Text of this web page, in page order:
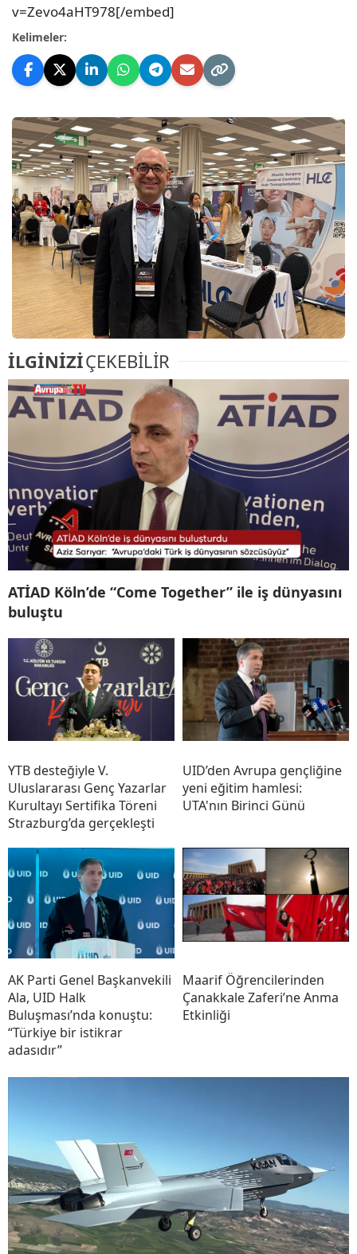
v=Zevo4aHT978[/embed]
Kelimeler:
İLGİNİZİÇEKEBİLİR
ATİAD Köln’de “Come Together” ile iş dünyasını
buluştu
YTB desteğiyle V.
Uluslararası Genç Yazarlar
Kurultayı Sertifika Töreni
Strazburg’da gerçekleşti
UID’den Avrupa gençliğine
yeni eğitim hamlesi:
UTA'nın Birinci Günü
AK Parti Genel Başkanvekili
Ala, UID Halk
Buluşması’nda konuştu:
“Türkiye bir istikrar
adasıdır”
Maarif Öğrencilerinden
Çanakkale Zaferi’ne Anma
Etkinliği